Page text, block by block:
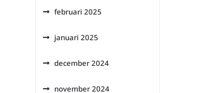
februari 2025
januari 2025
december 2024
november 2024